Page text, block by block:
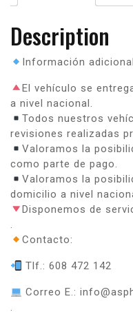
Description
Información
El vehículo se
a nivel nacional.
Todos nuestros
revisiones realizadas
Valoramos la
como parte de pago.
Valoramos la
domicilio a nivel
Disponemos de
.
Contacto:
Tlf.: 608 472 142
Correo E.:
.